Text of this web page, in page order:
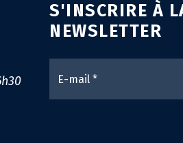
ARCHIVAGE
S'INSCRIRE À
NEWSLETTER